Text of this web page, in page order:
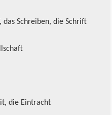
das Schreiben, die Schrift
die Eintracht